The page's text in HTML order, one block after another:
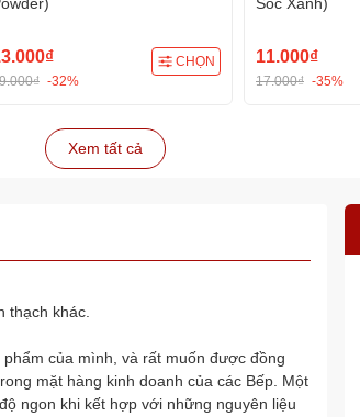
-32%
CHỌN 11.000₫
17.000₫ -35%
Xem tất cả
thạch khác.
của mình, và rất muốn được đồng
mặt hàng kinh doanh của các Bếp. Một
ngon khi kết hợp với những nguyên liệu